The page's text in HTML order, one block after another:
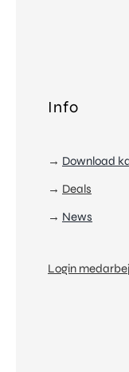
Info
→ Download
→ Deals
→ News
Login